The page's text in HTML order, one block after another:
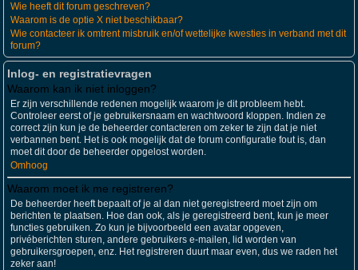
Wie heeft dit forum geschreven?
Waarom is de optie X niet beschikbaar?
Wie contacteer ik omtrent misbruik en/of wettelijke kwesties in verband met dit
forum?
Inlog- en registratievragen
Waarom kan ik niet inloggen?
Er zijn verschillende redenen mogelijk waarom je dit probleem hebt.
Controleer eerst of je gebruikersnaam en wachtwoord kloppen. Indien ze
correct zijn kun je de beheerder contacteren om zeker te zijn dat je niet
verbannen bent. Het is ook mogelijk dat de forum configuratie fout is, dan
moet dit door de beheerder opgelost worden.
Omhoog
Waarom moet ik me registreren?
De beheerder heeft bepaalt of je al dan niet geregistreerd moet zijn om
berichten te plaatsen. Hoe dan ook, als je geregistreerd bent, kun je meer
functies gebruiken. Zo kun je bijvoorbeeld een avatar opgeven,
privéberichten sturen, andere gebruikers e-mailen, lid worden van
gebruikersgroepen, enz. Het registreren duurt maar even, dus we raden het
zeker aan!